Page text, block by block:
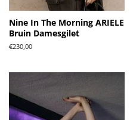
Nine In The Morning ARIELE
Bruin Damesgilet
Normale
€230,00